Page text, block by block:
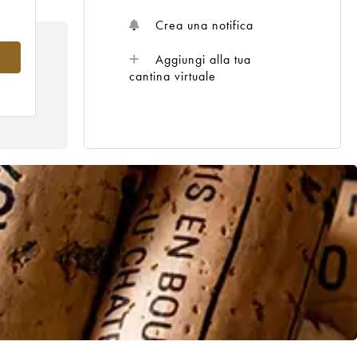
Crea una notifica
Aggiungi alla tua
cantina virtuale